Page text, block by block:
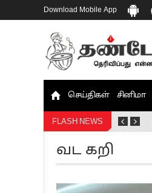
Download Mobile App
செய்திகள் சினிமா
FLASH NEWS
வட கறி